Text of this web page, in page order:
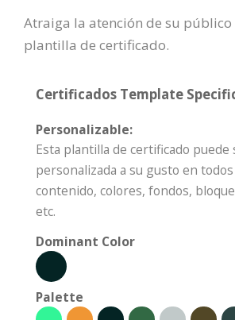
Atraiga la atención de su público
plantilla de certificado.
Certificados Template
Personalizable:
Esta plantilla de certificado
personalizada a su gusto en
contenido, colores, fondos,
etc.
Dominant Color
Palette